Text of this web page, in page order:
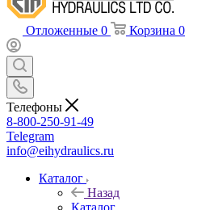
Отложенные 0 Корзина 0
Телефоны
8-800-250-91-49
Telegram
info@eihydraulics.ru
Каталог
Назад
Каталог